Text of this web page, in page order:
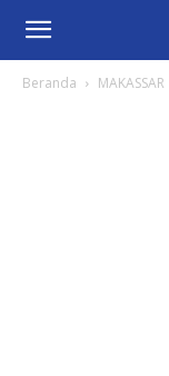
Beranda MAKASSAR